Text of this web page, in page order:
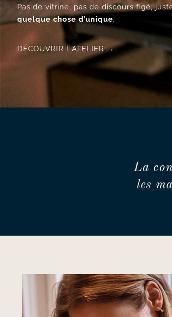
Pas de vitrine, pas de discours figé,
quelque chose d’unique.
DÉCOUVRIR L’ATELIER
La
les